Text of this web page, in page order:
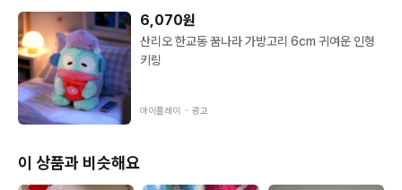
6,070원
산리오 한교동 꿈나라 가방고리 6cm 귀여운 인형
키링
아이플레이 ・ 광고
이 상품과 비슷해요